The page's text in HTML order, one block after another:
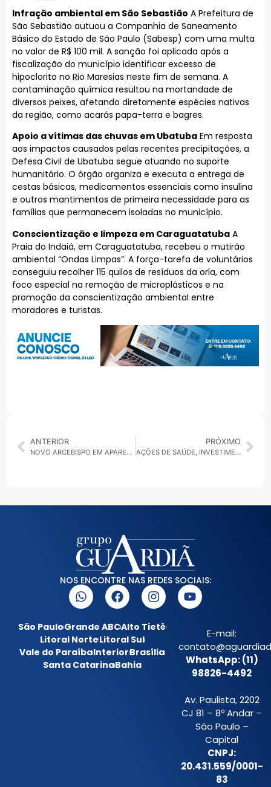
Infração ambiental em São Sebastião A Prefeitura de
São Sebastião autuou a Companhia de Saneamento
Básico do Estado de São Paulo (Sabesp) com uma multa
no valor de R$ 100 mil. A sanção foi aplicada após a
fiscalização do município identificar excesso de
hipoclorito no Rio Maresias neste fim de semana. A
contaminação química resultou na mortandade de
diversos peixes, afetando diretamente espécies nativas
da região, como acarás papa-terra e bagres.
Apoio a vítimas das chuvas em Ubatuba Em resposta
aos impactos causados pelas recentes precipitações, a
Defesa Civil de Ubatuba segue atuando no suporte
humanitário. O órgão organiza e executa a entrega de
cestas básicas, medicamentos essenciais como insulina
e outros mantimentos de primeira necessidade para as
famílias que permanecem isoladas no município.
Conscientização e limpeza em Caraguatatuba A
Praia do Indaiá, em Caraguatatuba, recebeu o mutirão
ambiental “Ondas Limpas”. A força-tarefa de voluntários
conseguiu recolher 115 quilos de resíduos da orla, com
foco especial na remoção de microplásticos e na
promoção da conscientização ambiental entre
moradores e turistas.
ANTERIOR
NOVO ARCEBISPO EM APARECIDA, ALERTA DE GOLPE E VAGAS DE EMPREGO MOVIMENTAM O VALE DO PARAÍBA
PRÓXIMO
AÇÕES DE SAÚDE, INVESTIMENTOS EM EDUCAÇÃO E ALERTA SOBRE VIOLÊNCIA CONTRA A MULHER MOVIMENTAM O GRANDE ABC
NOS ENCONTRE NAS REDES SOCIAIS:
São PauloGrande ABCAlto Tietê
Litoral NorteLitoral Sul
Vale do ParaíbaInteriorBrasília
Santa CatarinaBahia
E-mail:
WhatsApp: (11)
98826-4492
Av. Paulista, 2202
CJ 81 – 8º Andar –
São Paulo –
Capital
CNPJ:
20.431.559/0001-
83